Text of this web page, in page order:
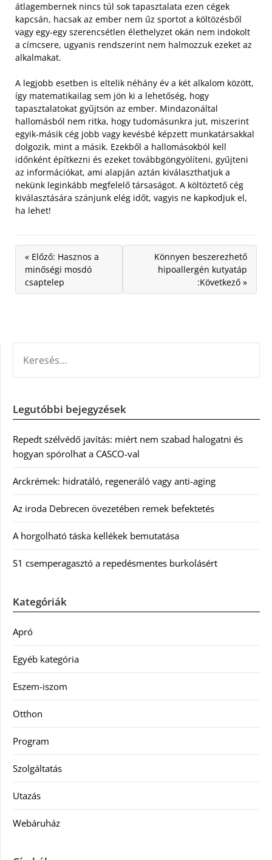
átlagembernek nincs túl sok tapasztalata ezen cégek
kapcsán, hacsak az ember nem űz sportot a költözésből
vagy egy-egy szerencsétlen élethelyzet okán nem indokolt
a címcsere, ugyanis rendszerint nem halmozzuk ezeket az
alkalmakat.
A legjobb esetben is eltelik néhány év a két alkalom között,
így matematikailag sem jön ki a lehetőség, hogy
tapasztalatokat gyűjtsön az ember. Mindazonáltal
hallomásból nem ritka, hogy tudomásunkra jut, miszerint
egyik-másik cég jobb vagy kevésbé képzett munkatársakkal
dolgozik, mint a másik. Ezekből a hallomásokból kell
időnként építkezni és ezeket továbbgöngyölíteni, gyűjteni
az információkat, ami alapján aztán kiválaszthatjuk a
nekünk leginkább megfelelő társaságot. A költöztető cég
kiválasztására szánjunk elég időt, vagyis ne kapkodjuk el,
ha lehet!
« Előző: Hasznos a
minőségi mosdó
csaptelep
Könnyen beszerezhető
hipoallergén kutyatáp
:Következő »
Legutóbbi bejegyzések
Repedt szélvédő javítás: miért nem szabad halogatni és
hogyan spórolhat a CASCO-val
Arckrémek: hidratáló, regeneráló vagy anti-aging
Az iroda Debrecen övezetében remek befektetés
A horgolható táska kellékek bemutatása
S1 csemperagasztó a repedésmentes burkolásért
Kategóriák
Apró
Egyéb kategória
Eszem-iszom
Otthon
Program
Szolgáltatás
Utazás
Webáruház